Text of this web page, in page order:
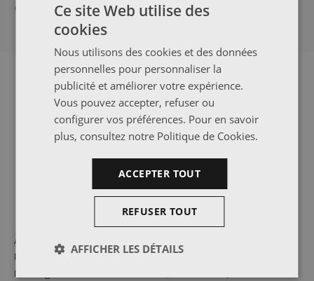
CE QUE NOS CLIENTS DISENT
NEWSLETTER
Tout juste sorti de l'usine
Vous voulez être le premier à connaître nos offres, nos
S'ABONNER
À PROPOS DE LA MARQUE
Philosophie LUFE
Nos origines
Ce site Web utilise des
cookies
Nous utilisons des cookies et des données
personnelles pour personnaliser la
publicité et améliorer votre expérience.
Vous pouvez accepter, refuser ou
configurer vos préférences. Pour en savoir
plus, consultez notre Politique de Cookies.
ACCEPTER TOUT
REFUSER TOUT
AFFICHER LES DÉTAILS